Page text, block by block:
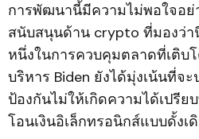
การพัฒนานี้มีความไม่พอใจอย่
สนับสนุนด้าน crypto ที่มองว่า
หนึ่งในการควบคุมตลาดที่เติบ
บริหาร Biden ยังได้มุ่งเน้นที่จ
ป้องกันไม่ให้เกิดความได้เปรีย
โอนเงินอิเล็กทรอนิกส์แบบดั้งเ